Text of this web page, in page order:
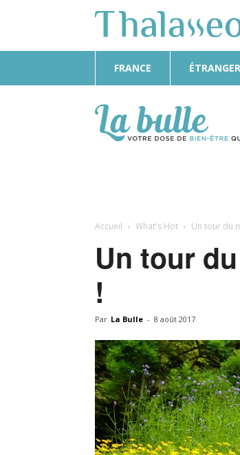
FRANCE ÉTRANGER
Accueil What's Hot Un tour du
Un tour
!
Par La Bulle - 8 août 2017